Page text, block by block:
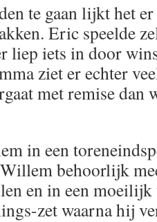
te gaan lijkt het
Eric speelde
liep iets in door
ziet er echter
met remise dan
in een
behoorlijk
en in een
zet waarna hij